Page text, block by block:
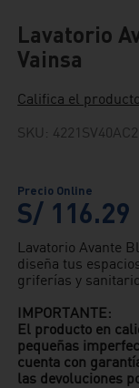
Lavatorio
Vainsa
Califica el producto
SKU :
S/ 116.29
Lavatorio Avante
diseña tus
griferías y
IMPORTANTE:
El producto en
pequeñas
cuenta con
las devoluciones